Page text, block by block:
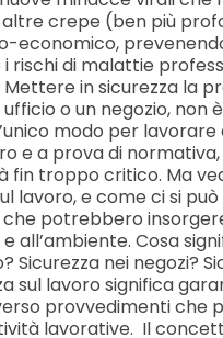
crepe (ben più
economico,
rischi di malattie
in sicurezza la
o un negozio, non
modo per
e a prova di normativa,
fin troppo critico. Ma
lavoro, e come ci si
potrebbero
all’ambiente. Cosa
Sicurezza nei negozi?
sul lavoro significa
provvedimenti che
lavorative. Il